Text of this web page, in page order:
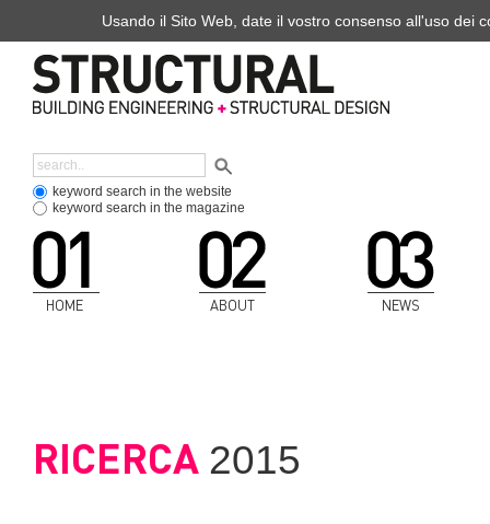
keyword search in the website
keyword search in the magazine
HOME ABOUT NEWS
RICERCA 2015
Usando il Sito Web, date il vostro consenso all'uso